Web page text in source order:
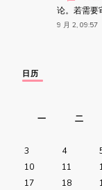
论。若需要
9 月 2, 09:57
日历
一
二
3
4
10
11
17
18